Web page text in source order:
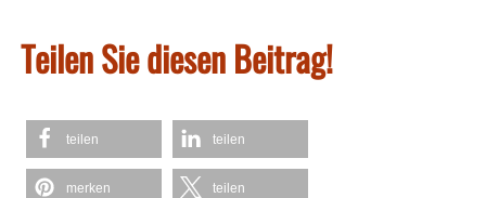
Teilen Sie diesen Beitrag!
teilen teilen
merken teilen